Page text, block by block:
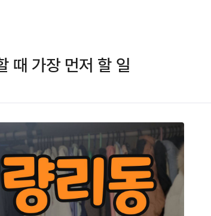
때 가장 먼저 할 일